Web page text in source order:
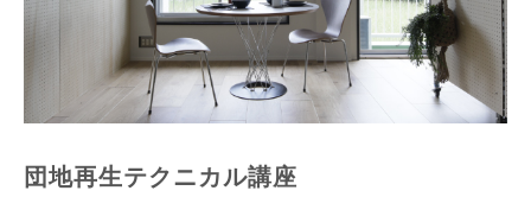
団地再生テクニカル講座